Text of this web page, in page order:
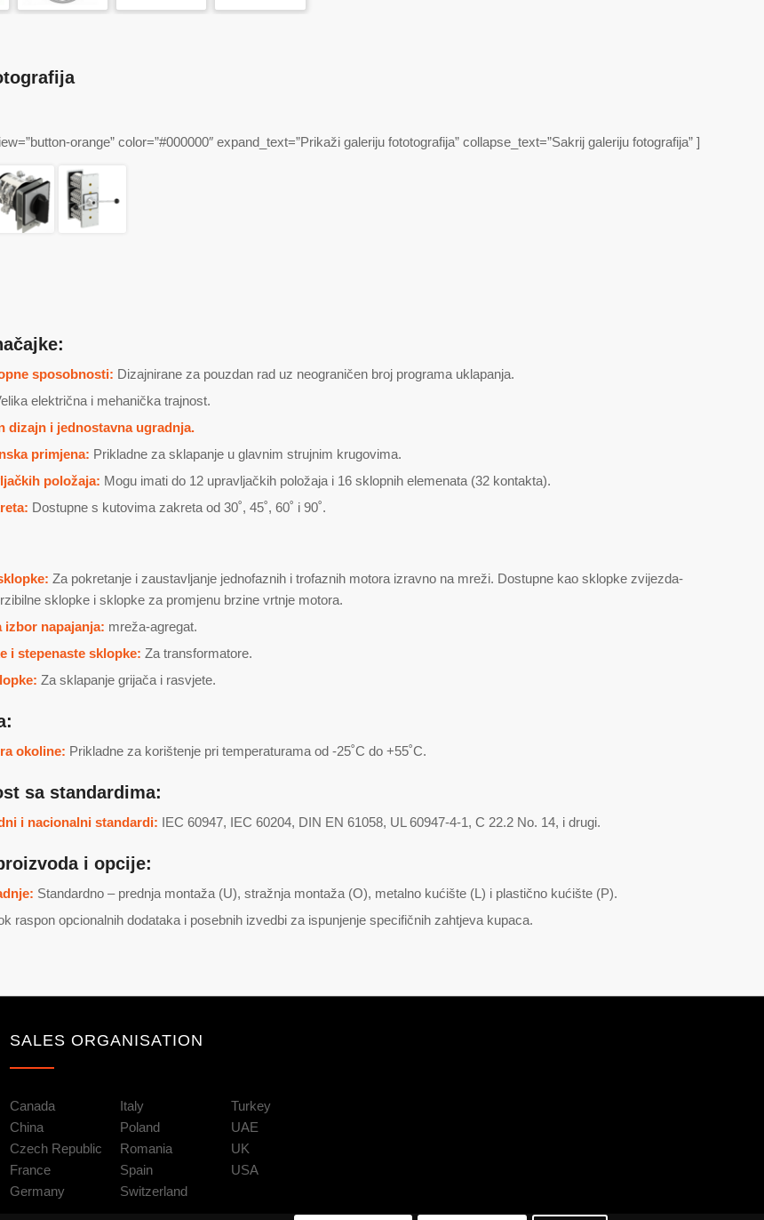
orange” color=”#000000″ expand_text=”Prikaži galeriju fototografija” collapse_text=”Sakrij galeriju fotografija” ]
sposobnosti: Dizajnirane za pouzdan rad uz neograničen broj programa uklapanja.
električna i mehanička trajnost.
dizajn i jednostavna ugradnja.
primjena: Prikladne za sklapanje u glavnim strujnim krugovima.
položaja: Mogu imati do 12 upravljačkih položaja i 16 sklopnih elemenata (32 kontakta).
Dostupne s kutovima zakreta od 30˚, 45˚, 60˚ i 90˚.
Za pokretanje i zaustavljanje jednofaznih i trofaznih motora izravno na mreži. Dostupne kao sklopke zvijezda-
sklopke i sklopke za promjenu brzine vrtnje motora.
izbor napajanja: mreža-agregat.
i stepenaste sklopke: Za transformatore.
Za sklapanje grijača i rasvjete.
okoline: Prikladne za korištenje pri temperaturama od -25˚C do +55˚C.
sa standardima:
i nacionalni standardi: IEC 60947, IEC 60204, DIN EN 61058, UL 60947-4-1, C 22.2 No. 14, i drugi.
i opcije:
Standardno – prednja montaža (U), stražnja montaža (O), metalno kućište (L) i plastično kućište (P).
raspon opcionalnih dodataka i posebnih izvedbi za ispunjenje specifičnih zahtjeva kupaca.
SALES ORGANISATION
Canada
China
Czech Republic
France
Germany
Italy
Poland
Romania
Spain
Switzerland
Turkey
UAE
UK
USA